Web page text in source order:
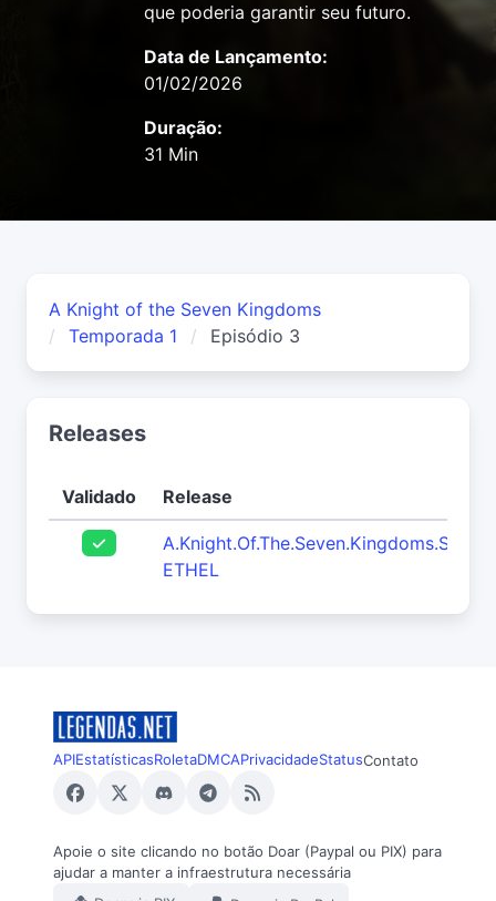
que poderia garantir seu futuro.
Data de Lançamento:
01/02/2026
Duração:
31 Min
A Knight of the Seven Kingdoms
Temporada 1
Episódio 3
Releases
Validado Release
ETHEL
APIEstatísticasRoletaDMCAPrivacidadeStatusContato
Apoie o site clicando no botão Doar (Paypal ou PIX) para
ajudar a manter a infraestrutura necessária